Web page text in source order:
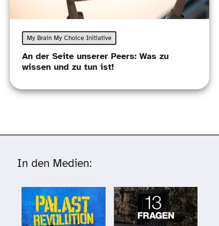
My Brain My Choice Initiative
An der Seite unserer Peers: Was zu
wissen und zu tun ist!
In den Medien: